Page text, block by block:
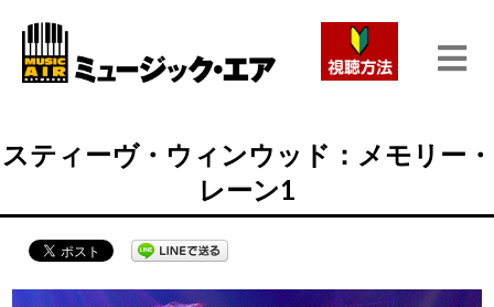
スティーヴ・ウィンウッド：メモリー・
レーン1